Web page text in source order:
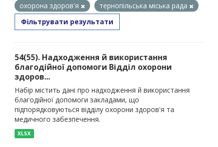
охорона здоров'я
тернопільська міська рада
Фільтрувати результати
54(55). Надходження й використання
благодійної допомоги Відділ охорони
здоров...
Набір містить дані про надходження й використання
благодійної допомоги закладами, що
підпорядковуються відділу охорони здоров'я та
медичного забезпечення.
XLSX